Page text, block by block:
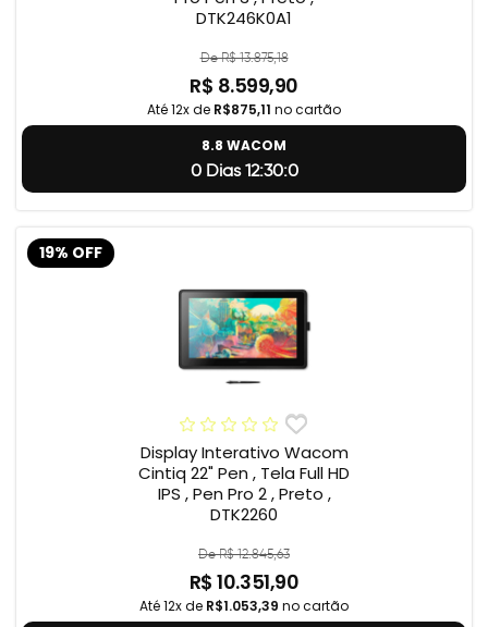
DTK246K0A1
De R$ 13.875,18
R$ 8.599,90
Até 12x de R$875,11 no cartão
8.8 WACOM
0 Dias 12:29:59
19% OFF
Display Interativo Wacom
Cintiq 22" Pen , Tela Full HD
IPS , Pen Pro 2 , Preto ,
DTK2260
De R$ 12.845,63
R$ 10.351,90
Até 12x de R$1.053,39 no cartão